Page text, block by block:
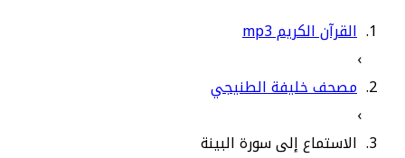
القرآن الكريم mp3
›
مصحف خليفة الطنيجي
›
الاستماع إلى سورة البينة